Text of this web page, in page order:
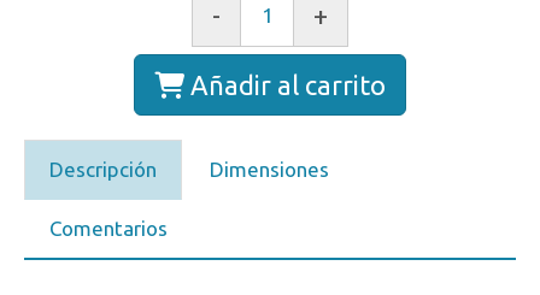
- +
Añadir al carrito
Descripción Dimensiones
Comentarios